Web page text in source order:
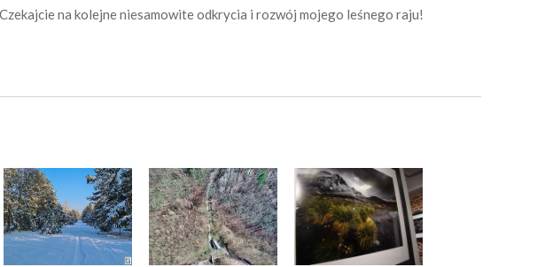
na kolejne niesamowite odkrycia i rozwój mojego leśnego raju!